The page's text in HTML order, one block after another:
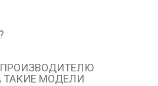
ТАКИЕ МОДЕЛИ